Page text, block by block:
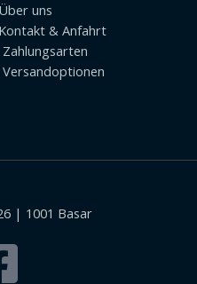
Über uns
Kontakt & Anfahrt
Zahlungsarten
Versandoptionen
| 1001 Basar